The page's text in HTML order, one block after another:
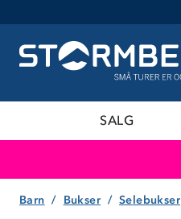
SALG
Barn Bukser Selebukser